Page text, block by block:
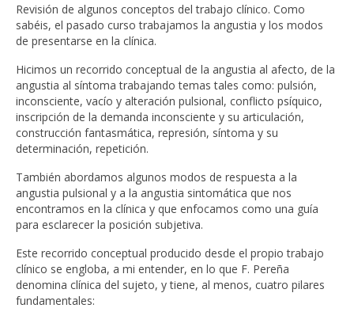
Revisión de algunos conceptos del trabajo clínico. Como
sabéis, el pasado curso trabajamos la angustia y los modos
de presentarse en la clínica.
Hicimos un recorrido conceptual de la angustia al afecto, de la
angustia al síntoma trabajando temas tales como: pulsión,
inconsciente, vacío y alteración pulsional, conflicto psíquico,
inscripción de la demanda inconsciente y su articulación,
construcción fantasmática, represión, síntoma y su
determinación, repetición.
También abordamos algunos modos de respuesta a la
angustia pulsional y a la angustia sintomática que nos
encontramos en la clínica y que enfocamos como una guía
para esclarecer la posición subjetiva.
Este recorrido conceptual producido desde el propio trabajo
clínico se engloba, a mi entender, en lo que F. Pereña
denomina clínica del sujeto, y tiene, al menos, cuatro pilares
fundamentales: